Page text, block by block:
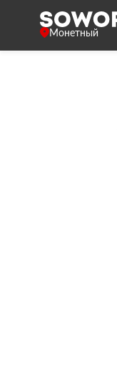
Монетный